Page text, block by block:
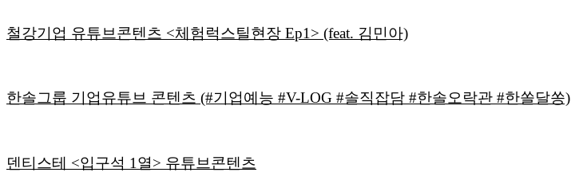
철강기업 유튜브콘텐츠 <체험럭스틸현장 Ep1> (feat. 김민아)
한솔그룹 기업유튜브 콘텐츠 (#기업예능 #V-LOG #솔직잡담 #한솔오락관 #한쏠달쏭)
덴티스테 <입구석 1열> 유튜브콘텐츠